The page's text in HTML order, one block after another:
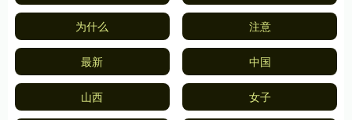
为什么 注意
最新 中国
山西 女子